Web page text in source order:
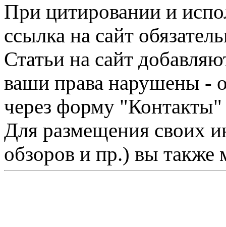
При цитировании и
ссылка на сайт
Статьи на сайт
ваши права нарушены -
через форму "Контакты"
Для размещения своих
обзоров и пр.) вы также